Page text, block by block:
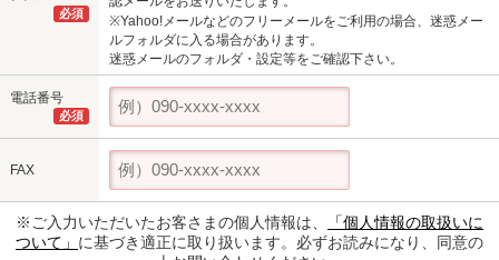
必須
※Yahoo!メールなどのフリーメールをご利用の場合、迷惑メー
ルフォルダに入る場合があります。
迷惑メールのフォルダ・設定等をご確認下さい。
電話番号
必須
FAX
※ご入力いただいたお客さまの個人情報は、
「個人情報の取扱いに
ついて」 に基づき適正に取り扱います。必ずお読みになり、同意の